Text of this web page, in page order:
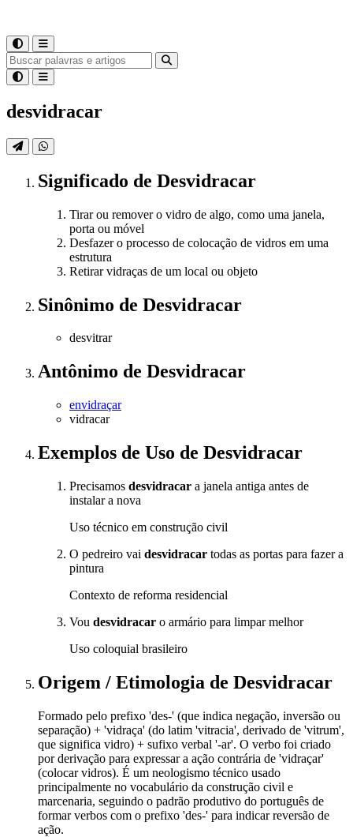
desvidracar
Significado de Desvidracar
Tirar ou remover o vidro de algo, como uma janela,
porta ou móvel
Desfazer o processo de colocação de vidros em uma
estrutura
Retirar vidraças de um local ou objeto
Sinônimo de Desvidracar
desvitrar
Antônimo de Desvidracar
envidraçar
vidracar
Exemplos de Uso de Desvidracar
Precisamos desvidracar a janela antiga antes de
instalar a nova
Uso técnico em construção civil
O pedreiro vai desvidracar todas as portas para fazer a
pintura
Contexto de reforma residencial
Vou desvidracar o armário para limpar melhor
Uso coloquial brasileiro
Origem / Etimologia de Desvidracar
Formado pelo prefixo 'des-' (que indica negação, inversão ou
separação) + 'vidraça' (do latim 'vitracia', derivado de 'vitrum',
que significa vidro) + sufixo verbal '-ar'. O verbo foi criado
por derivação para expressar a ação contrária de 'vidraçar'
(colocar vidros). É um neologismo técnico usado
principalmente no vocabulário da construção civil e
marcenaria, seguindo o padrão produtivo do português de
formar verbos com o prefixo 'des-' para indicar reversão de
ação.